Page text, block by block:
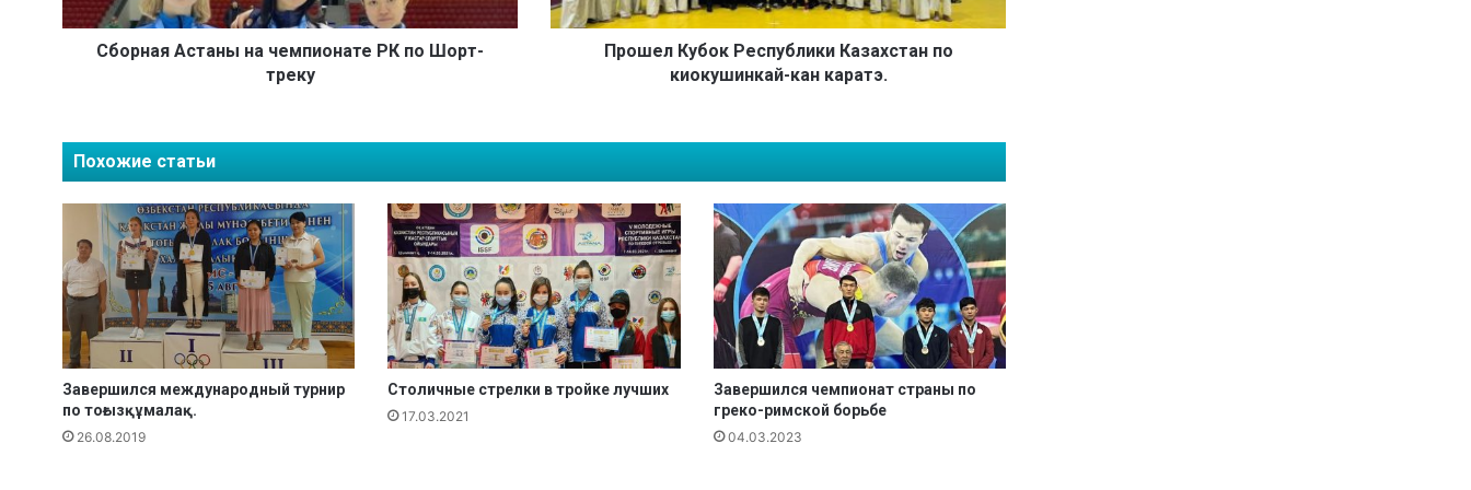
с
н
ч
и
о
н
а
т
е
Р
К
Сборная Астаны на чемпионате РК по Шорт-
треку
б
с
у
б
л
и
и
К
а
з
а
Прошел Кубок Республики Казахстан по
киокушинкай-кан каратэ.
Похожие статьи
Завершился международный турнир
по тоғызқұмалақ.
26.08.2019
Столичные стрелки в тройке лучших
17.03.2021
Завершился чемпионат страны по
греко-римской борьбе
04.03.2023